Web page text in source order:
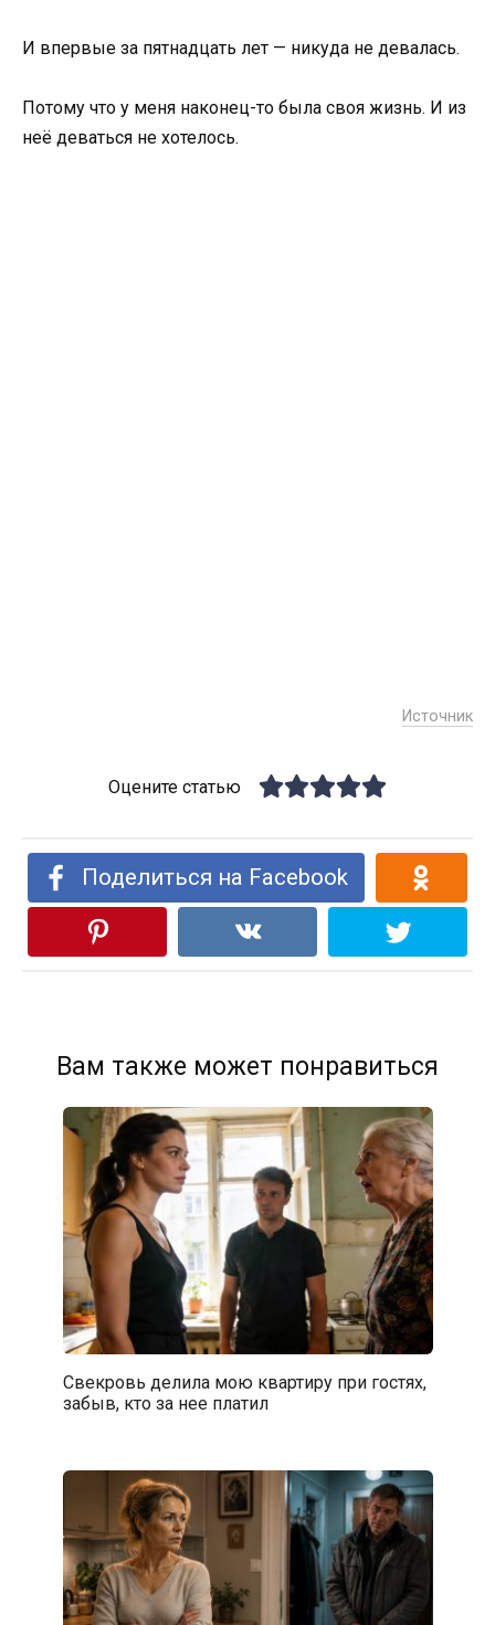
И впервые за пятнадцать лет — никуда не девалась.
Потому что у меня наконец-то была своя жизнь. И из
неё деваться не хотелось.
Источник
Оцените статью
Поделиться на Facebook
Вам также может понравиться
Свекровь делила мою квартиру при гостях,
забыв, кто за нее платил